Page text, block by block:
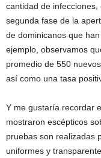
cantidad de
segunda fase de la
de dominicanos que
ejemplo, observamos
promedio de 550
así como una tasa
Y me gustaría recordar
mostraron escépticos
pruebas son realizadas
uniformes y